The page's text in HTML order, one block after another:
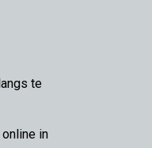
te
in